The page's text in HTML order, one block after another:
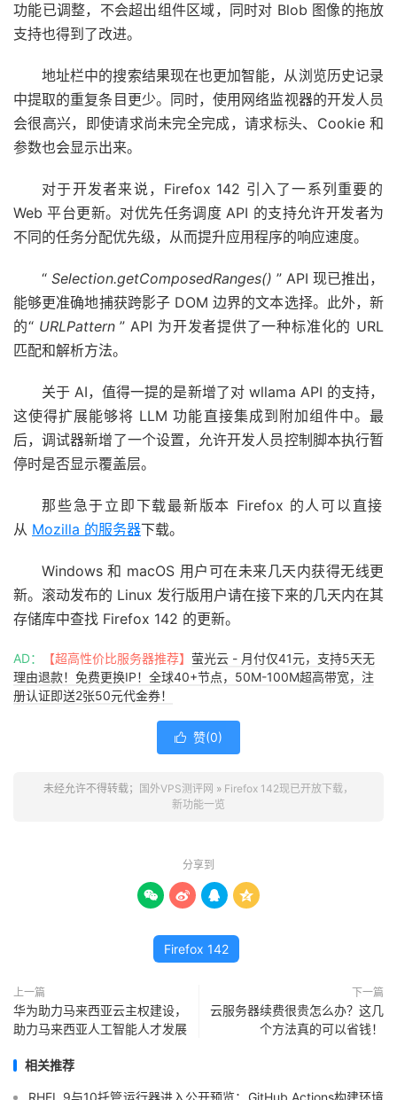
功能已调整，不会超出组件区域，同时对 Blob 图像的拖放
支持也得到了改进。
地址栏中的搜索结果现在也更加智能，从浏览历史记录
中提取的重复条目更少。同时，使用网络监视器的开发人员
会很高兴，即使请求尚未完全完成，请求标头、Cookie 和
参数也会显示出来。
对于开发者来说，Firefox 142 引入了一系列重要的
Web 平台更新。对优先任务调度 API 的支持允许开发者为
不同的任务分配优先级，从而提升应用程序的响应速度。
“ Selection.getComposedRanges() ” API 现已推出，
能够更准确地捕获跨影子 DOM 边界的文本选择。此外，新
的“ URLPattern” API 为开发者提供了一种标准化的 URL
匹配和解析方法。
关于 AI，值得一提的是新增了对 wllama API 的支持，
这使得扩展能够将 LLM 功能直接集成到附加组件中。最
后，调试器新增了一个设置，允许开发人员控制脚本执行暂
停时是否显示覆盖层。
那些急于立即下载最新版本 Firefox 的人可以直接
从 Mozilla 的服务器下载。
Windows 和 macOS 用户可在未来几天内获得无线更
新。滚动发布的 Linux 发行版用户请在接下来的几天内在其
存储库中查找 Firefox 142 的更新。
AD： 【超高性价比服务器推荐】 萤光云 - 月付仅41元，支持5天无
理由退款！免费更换IP！全球40+节点，50M-100M超高带宽，注
册认证即送2张50元代金券！
 赞(0)
未经允许不得转载； 国外VPS测评网 » Firefox 142现已开放下载，
新功能一览
分享到
   
Firefox 142
上一篇
华为助力马来西亚云主权建设，
助力马来西亚人工智能人才发展
下一篇
云服务器续费很贵怎么办？这几
个方法真的可以省钱！
相关推荐